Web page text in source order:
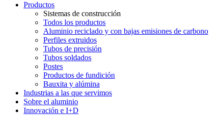
Productos
Sistemas de construcción
Todos los productos
Aluminio reciclado y con bajas emisiones de carbono
Perfiles extruidos
Tubos de precisión
Tubos soldados
Postes
Productos de fundición
Bauxita y alúmina
Industrias a las que servimos
Sobre el aluminio
Innovación e I+D